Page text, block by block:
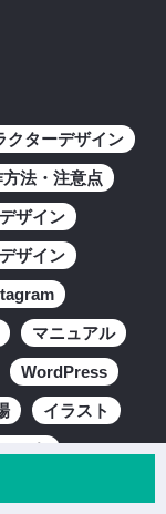
クターデザイン
法・注意点
ザイン
ザイン
マニュアル
WordPress
イラスト
ート
タビュー